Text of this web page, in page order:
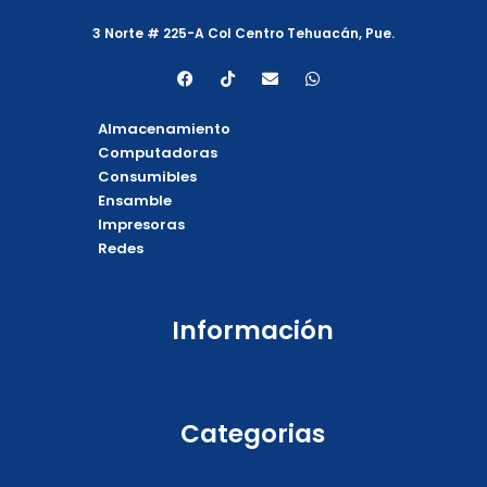
3 Norte # 225-A Col Centro Tehuacán, Pue.
F
a
e
b
o
k
T
i
o
E
n
W
h
Almacenamiento
Computadoras
Consumibles
Ensamble
Impresoras
Redes
Información
Categorias